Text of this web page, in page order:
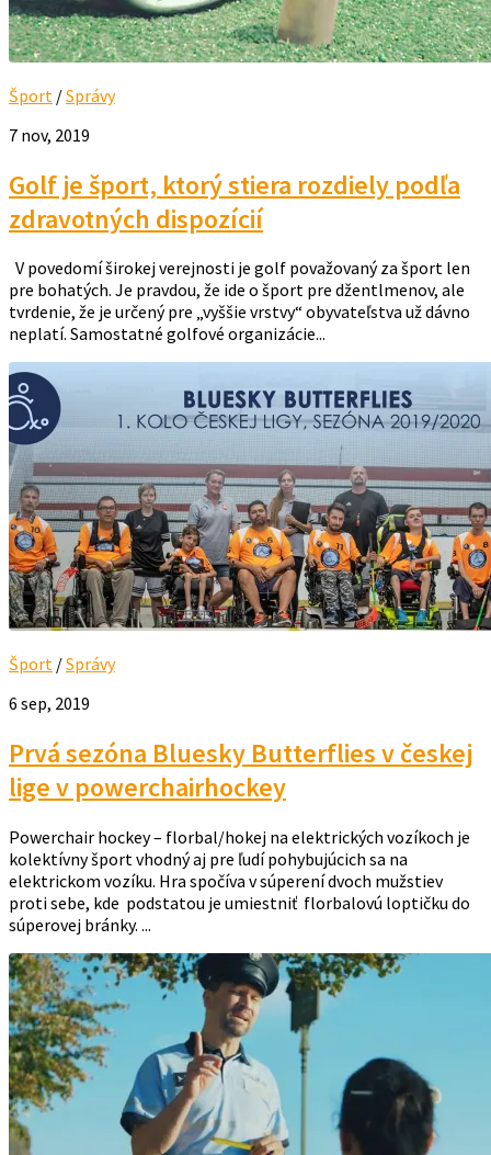
Šport /Správy
7 nov, 2019
Golf je šport, ktorý stiera rozdiely podľa
zdravotných dispozícií
V povedomí širokej verejnosti je golf považovaný za šport len
pre bohatých. Je pravdou, že ide o šport pre džentlmenov, ale
tvrdenie, že je určený pre „vyššie vrstvy“ obyvateľstva už dávno
neplatí. Samostatné golfové organizácie...
Šport /Správy
6 sep, 2019
Prvá sezóna Bluesky Butterflies v českej
lige v powerchairhockey
Powerchair hockey – florbal/hokej na elektrických vozíkoch je
kolektívny šport vhodný aj pre ľudí pohybujúcich sa na
elektrickom vozíku. Hra spočíva v súperení dvoch mužstiev
proti sebe, kde podstatou je umiestniť florbalovú loptičku do
súperovej bránky. ...